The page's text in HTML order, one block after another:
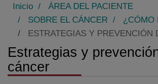
idioma
Inicio / ÁREA DEL PACIENTE
/ SOBRE EL CÁNCER / ¿CÓMO
/ ESTRATEGIAS Y PREVENCIÓN
Estrategias y
cáncer